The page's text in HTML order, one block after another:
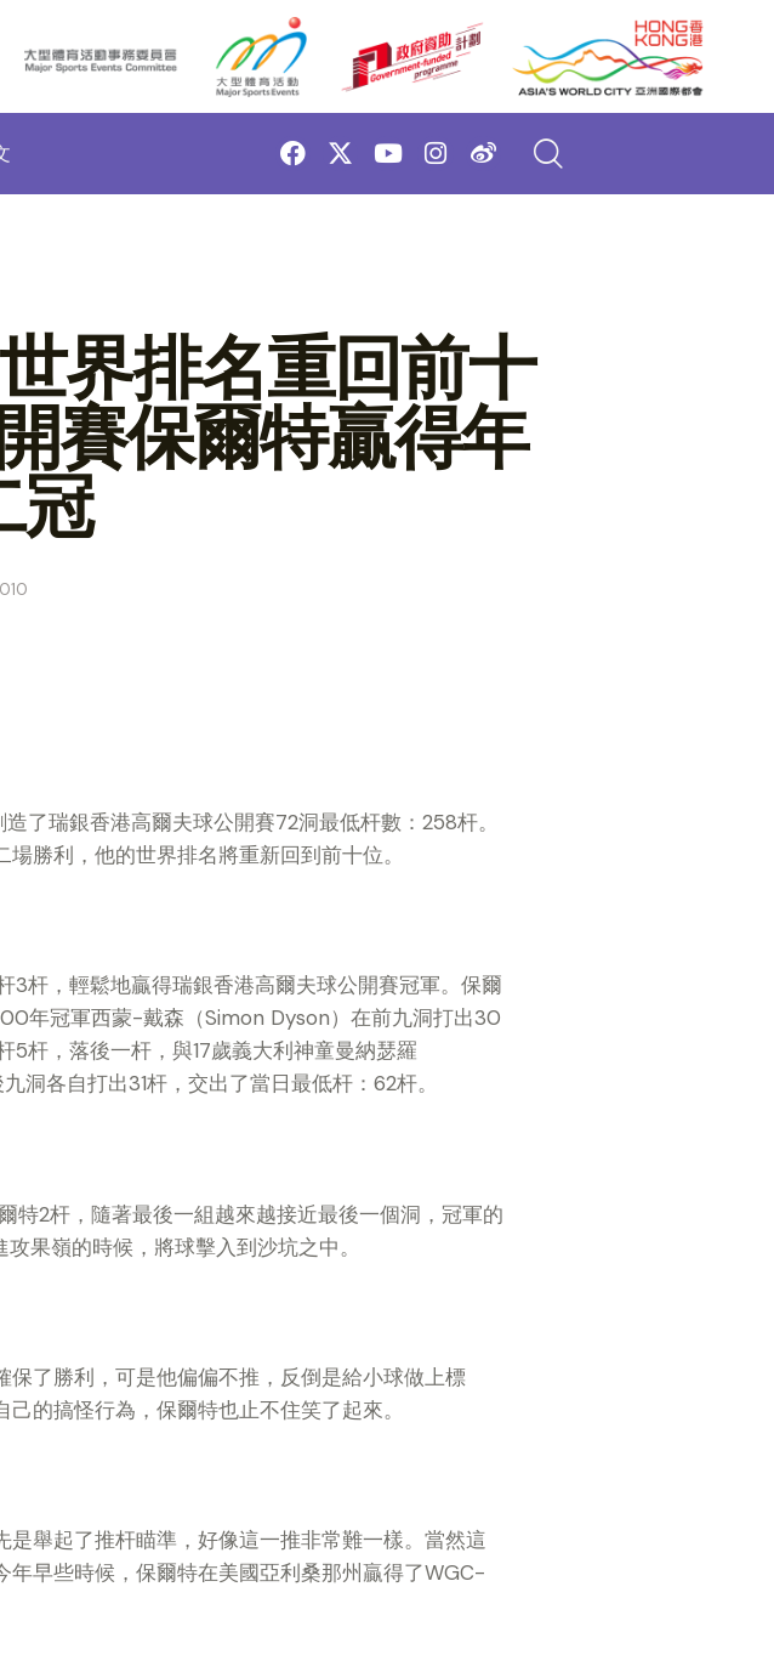
界排名重回前十
賽保爾特贏得年
冠
了瑞銀香港高爾夫球公開賽72洞最低杆數：258杆。
勝利，他的世界排名將重新回到前十位。
杆，輕鬆地贏得瑞銀香港高爾夫球公開賽冠軍。保爾
年冠軍西蒙-戴森（Simon Dyson）在前九洞打出30
杆，落後一杆，與17歲義大利神童曼納瑟羅
洞各自打出31杆，交出了當日最低杆：62杆。
特2杆，隨著最後一組越來越接近最後一個洞，冠軍的
果嶺的時候，將球擊入到沙坑之中。
了勝利，可是他偏偏不推，反倒是給小球做上標
的搞怪行為，保爾特也止不住笑了起來。
舉起了推杆瞄準，好像這一推非常難一樣。當然這
早些時候，保爾特在美國亞利桑那州贏得了WGC-